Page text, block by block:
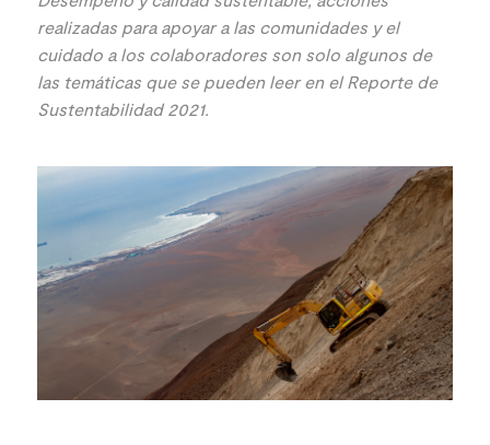
realizadas para apoyar a las comunidades y el
cuidado a los colaboradores son solo algunos de
las temáticas que se pueden leer en el Reporte de
Sustentabilidad 2021.